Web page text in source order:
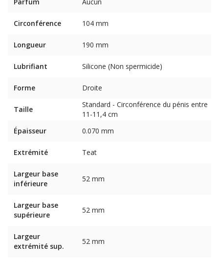
Circonférence 104 mm
Longueur 190 mm
Lubrifiant Silicone (Non spermicide)
Forme Droite
Taille
Standard - Circonférence du pénis entre
11-11,4 cm
Épaisseur
0.070 mm
Extrémité Teat
Largeur base
inférieure
52 mm
Largeur base
supérieure
52 mm
Largeur
extrémité sup.
52 mm